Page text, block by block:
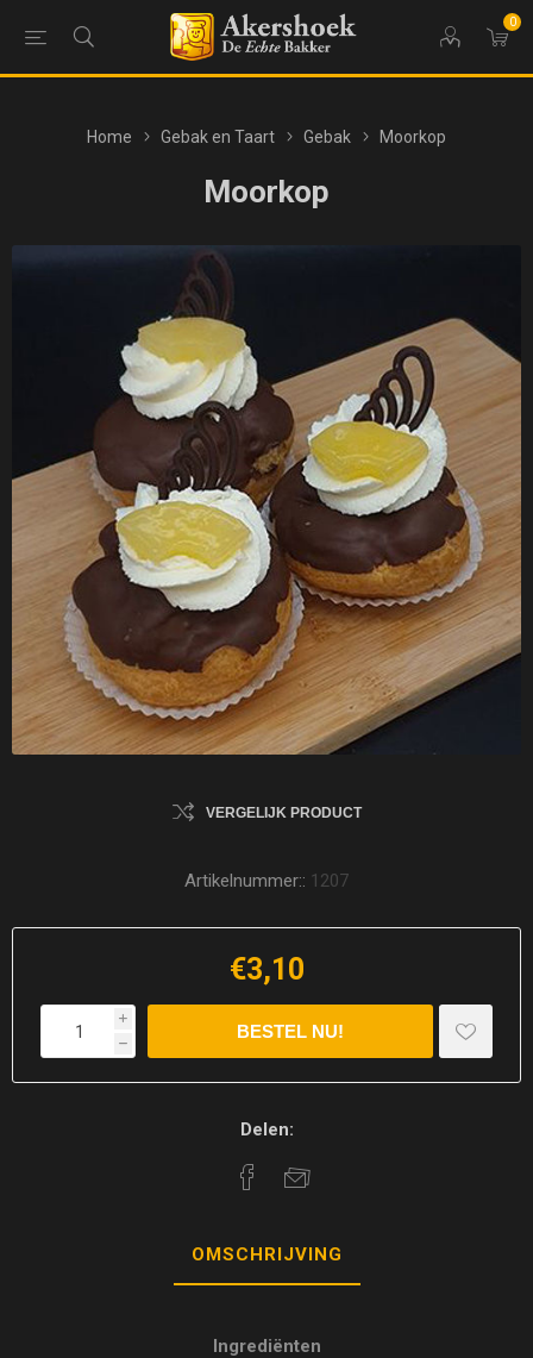
0
Home Gebak en Taart Gebak Moorkop
Moorkop
VERGELIJK PRODUCT
Artikelnummer:: 1207
€3,10
i
h
Delen:
OMSCHRIJVING
Ingrediënten